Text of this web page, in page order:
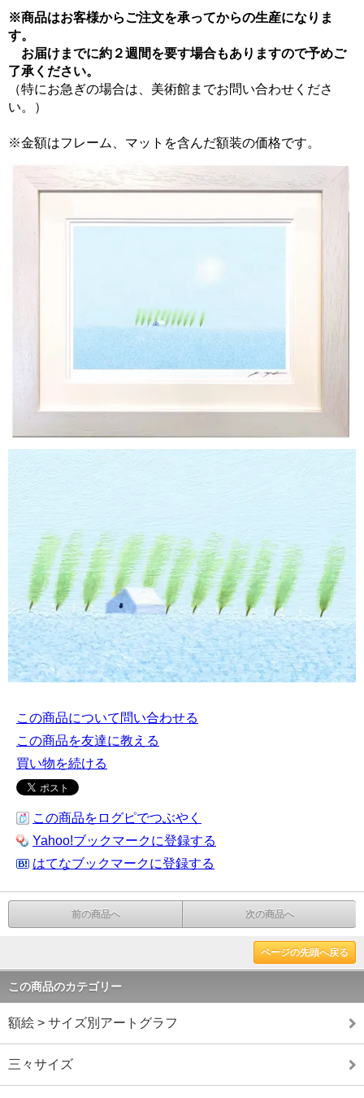
※商品はお客様からご注文を承ってからの生産になりま
す。
お届けまでに約２週間を要す場合もありますので予めご
了承ください。
（特にお急ぎの場合は、美術館までお問い合わせくださ
い。）
※金額はフレーム、マットを含んだ額装の価格です。
この商品について問い合わせる
この商品を友達に教える
買い物を続ける
この商品をログピでつぶやく
Yahoo!ブックマークに登録する
はてなブックマークに登録する
前の商品へ 次の商品へ
ページの先頭へ戻る
この商品のカテゴリー
額絵 > サイズ別アートグラフ
三々サイズ